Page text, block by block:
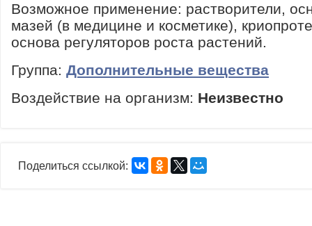
Возможное применение: растворители,
мазей (в медицине и косметике),
основа регуляторов роста растений.
Группа: Дополнительные вещества
Воздействие на организм: Неизвестно
Поделиться ссылкой: